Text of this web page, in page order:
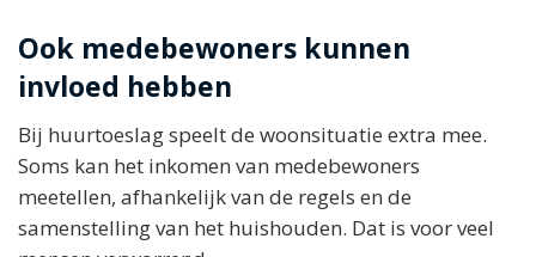
Ook medebewoners kunnen
invloed hebben
Bij huurtoeslag speelt de woonsituatie extra mee.
Soms kan het inkomen van medebewoners
meetellen, afhankelijk van de regels en de
samenstelling van het huishouden. Dat is voor veel